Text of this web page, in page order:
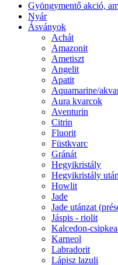
Gyöngymentő akció,
Nyár
Ásványok
Achát
Amazonit
Ametiszt
Angelit
Apatit
Aquamarine/
Aura kvarcok
Aventurin
Citrin
Fluorit
Füstkvarc
Gránát
Hegyikristály
Hegyikristály
Howlit
Jade
Jade utánzat
Jáspis - riolit
Kalcedon-
Karneol
Labradorit
Lápisz lazuli